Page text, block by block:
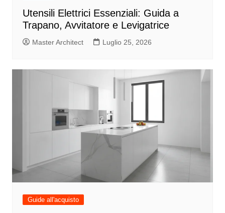
Utensili Elettrici Essenziali: Guida a
Trapano, Avvitatore e Levigatrice
Master Architect Luglio 25, 2026
Guide all'acquisto